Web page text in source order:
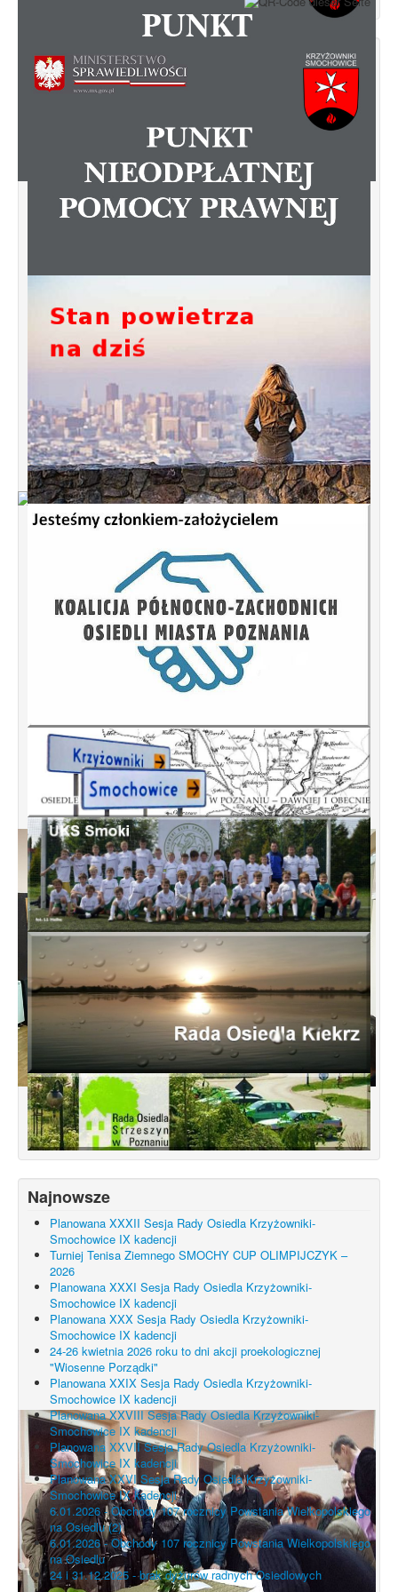
Zapraszamy do skorzystania z Punktu
Nieodpłatnej Pomocy Prawnej.
Od 1 stycznia 2023 roku zmiany w
kursujących na Krzyżowniki-Smochowice
Spotkanie informacyjne w sprawie
budowy ulic Łebska, Łagowska,
Kociewska, Żukowska
Najnowsze
Planowana XXXII Sesja Rady Osiedla Krzyżowniki-
Smochowice IX kadencji
Turniej Tenisa Ziemnego SMOCHY CUP OLIMPIJCZYK –
2026
Planowana XXXI Sesja Rady Osiedla Krzyżowniki-
Smochowice IX kadencji
Planowana XXX Sesja Rady Osiedla Krzyżowniki-
Smochowice IX kadencji
24-26 kwietnia 2026 roku to dni akcji proekologicznej
"Wiosenne Porządki"
Planowana XXIX Sesja Rady Osiedla Krzyżowniki-
Smochowice IX kadencji
Planowana XXVIII Sesja Rady Osiedla Krzyżowniki-
Smochowice IX kadencji
Planowana XXVII Sesja Rady Osiedla Krzyżowniki-
Smochowice IX kadencji
Planowana XXVI Sesja Rady Osiedla Krzyżowniki-
Smochowice IX kadencji
6.01.2026 - Obchody 107 rocznicy Powstania Wielkopolskiego
na Osiedlu (2)
6.01.2026 - Obchody 107 rocznicy Powstania Wielkopolskiego
na Osiedlu
24 i 31.12.2025 - brak dyżurów radnych Osiedlowych